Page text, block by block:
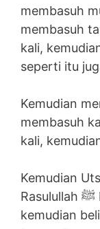
membasuh
membasuh
kali,
seperti itu
Kemudian
membasuh
kali,
Kemudian
Rasulullah ﷺ berwudhu seperti wudhuku ini,
kemudian